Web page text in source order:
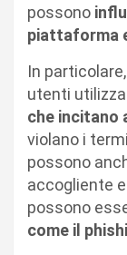
possono
piattaforma
In particolare,
utenti
che incitano
violano i
possono
accogliente
possono
come il